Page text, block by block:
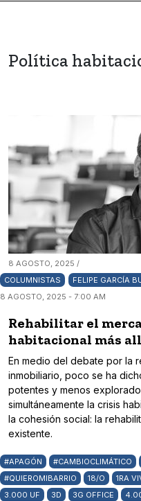
Política
8 AGOSTO, 2025 /
COLUMNISTAS
FELIPE GARCÍA
8 AGOSTO, 2025 - 7:00 AM
Rehabilitar el
habitacional más
En medio del debate por la
inmobiliario, poco se ha
potentes y menos
simultáneamente la crisis
la cohesión social: la
existente.
#APAGÓN #CAMBIOCLIMÁTICO
#QUIEROMIBARRIO
18/O 1RA
3.000 UF
3D 3G OFFICE